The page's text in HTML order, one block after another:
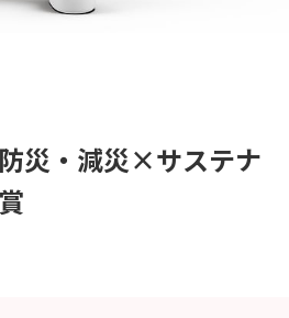
防災・減災×サステナ